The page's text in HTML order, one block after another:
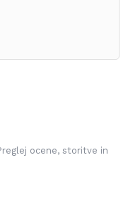
ocene, storitve in